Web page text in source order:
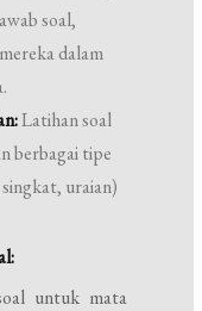
soal,
dalam
Latihan soal
berbagai tipe
uraian)
untuk mata